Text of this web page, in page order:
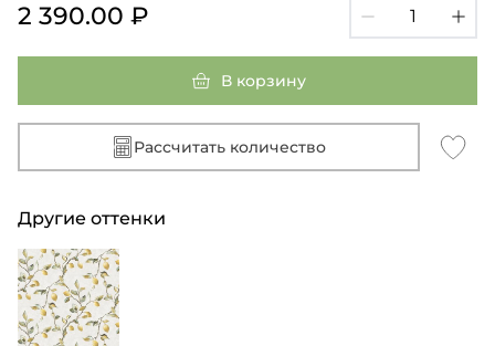
2 390.00 ₽
В корзину
Рассчитать количество
Другие оттенки